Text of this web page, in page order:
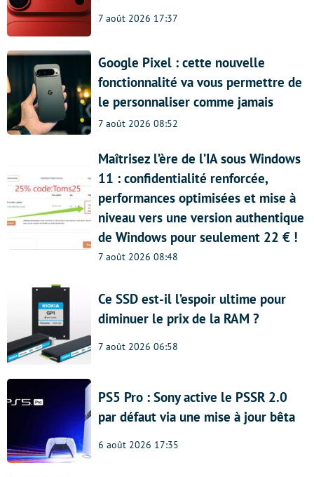
7 août 2026 17:37
Google Pixel : cette nouvelle
fonctionnalité va vous permettre de
le personnaliser comme jamais
7 août 2026 08:52
Maîtrisez l’ère de l’IA sous Windows
11 : confidentialité renforcée,
performances optimisées et mise à
niveau vers une version authentique
de Windows pour seulement 22 € !
7 août 2026 08:48
Ce SSD est-il l’espoir ultime pour
diminuer le prix de la RAM ?
7 août 2026 06:58
PS5 Pro : Sony active le PSSR 2.0
par défaut via une mise à jour bêta
6 août 2026 17:35